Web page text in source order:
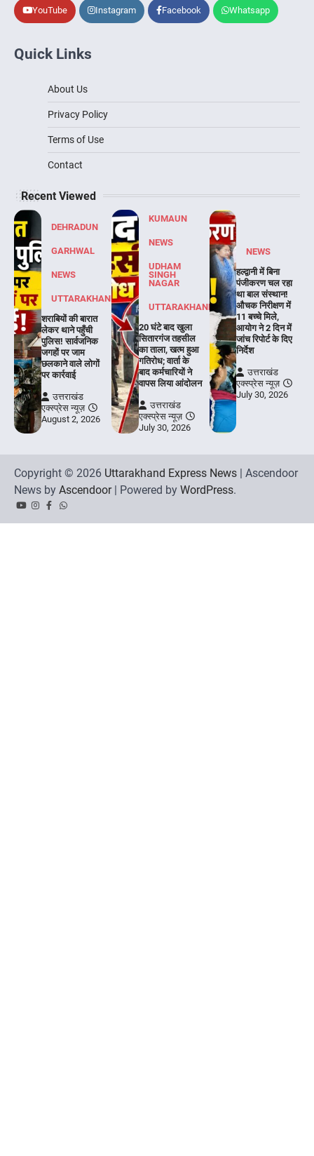
YouTube Instagram Facebook Whatsapp
Quick Links
About Us
Privacy Policy
Terms of Use
Contact
Recent Viewed
DEHRADUN
GARHWAL
NEWS
UTTARAKHAND
शराबियों की बारात
लेकर थाने पहुँची
पुलिस! सार्वजनिक
जगहों पर जाम
छलकाने वाले लोगों
पर कार्रवाई
उत्तराखंड
एक्स्प्रेस न्यूज़
August 2, 2026
KUMAUN
NEWS
UDHAM
SINGH
NAGAR
UTTARAKHAND
20 घंटे बाद खुला
सितारगंज तहसील
का ताला, खत्म हुआ
गतिरोध; वार्ता के
बाद कर्मचारियों ने
वापस लिया आंदोलन
उत्तराखंड
एक्स्प्रेस न्यूज़
July 30, 2026
NEWS
हल्द्वानी में बिना
पंजीकरण चल रहा
था बाल संस्थान!
औचक निरीक्षण में
11 बच्चे मिले,
आयोग ने 2 दिन में
जांच रिपोर्ट के दिए
निर्देश
उत्तराखंड
एक्स्प्रेस न्यूज़
July 30, 2026
Copyright © 2026 Uttarakhand Express News | Ascendoor
News by Ascendoor| Powered by WordPress.
YouTubeInstagram
Facebook
Whatsapp